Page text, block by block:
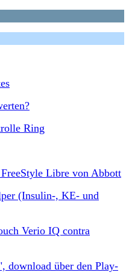
Ring
Libre von Abbott
(Insulin-, KE- und
Verio IQ contra
download über den Play-